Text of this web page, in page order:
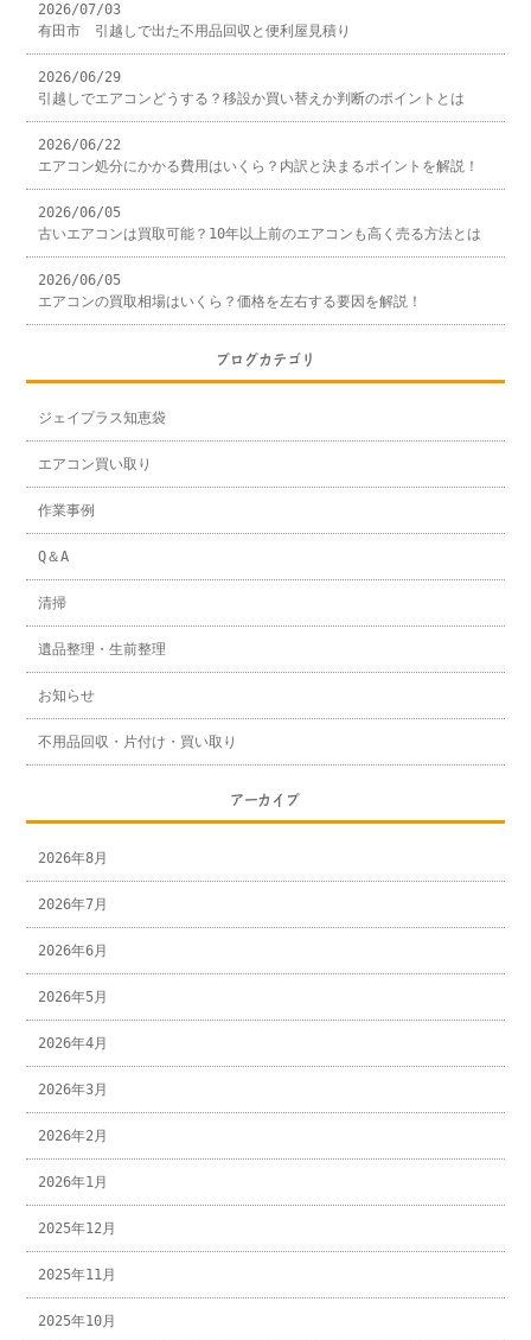
2026/07/03
有田市 引越しで出た不用品回収と便利屋見積り
2026/06/29
引越しでエアコンどうする？移設か買い替えか判断のポイントとは
2026/06/22
エアコン処分にかかる費用はいくら？内訳と決まるポイントを解説！
2026/06/05
古いエアコンは買取可能？10年以上前のエアコンも高く売る方法とは
2026/06/05
エアコンの買取相場はいくら？価格を左右する要因を解説！
ブログカテゴリ
ジェイプラス知恵袋
エアコン買い取り
作業事例
Q＆A
清掃
遺品整理・生前整理
お知らせ
不用品回収・片付け・買い取り
アーカイブ
2026年8月
2026年7月
2026年6月
2026年5月
2026年4月
2026年3月
2026年2月
2026年1月
2025年12月
2025年11月
2025年10月